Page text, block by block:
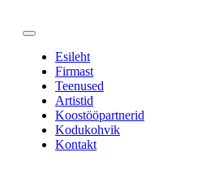
Esileht
Firmast
Teenused
Artistid
Koostööpartnerid
Kodukohvik
Kontakt